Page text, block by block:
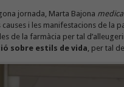
jornada, Marta Bajona
causes i les manifestacions de
de la farmàcia per tal
sobre estils de vida , per tal de